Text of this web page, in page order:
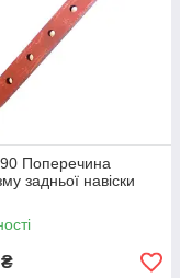
Поперечина
задньої навіски
₴